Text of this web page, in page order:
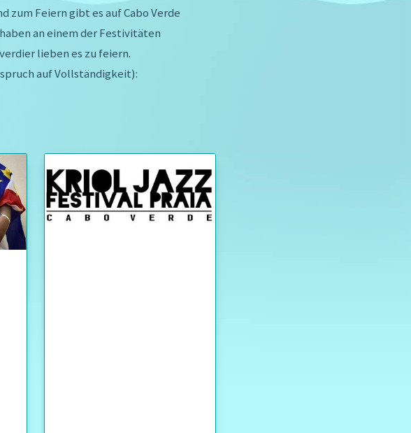
zum Feiern gibt es auf Cabo Verde
an einem der Festivitäten
lieben es zu feiern.
auf Vollständigkeit):